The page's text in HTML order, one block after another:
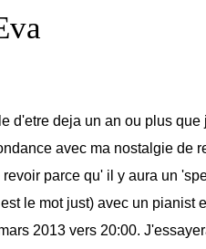
d'etre deja un an ou plus que
avec ma nostalgie de
parce qu' il y aura un
le mot just) avec un pianist
2013 vers 20:00.